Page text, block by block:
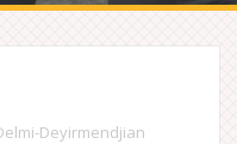
Deyirmendjian